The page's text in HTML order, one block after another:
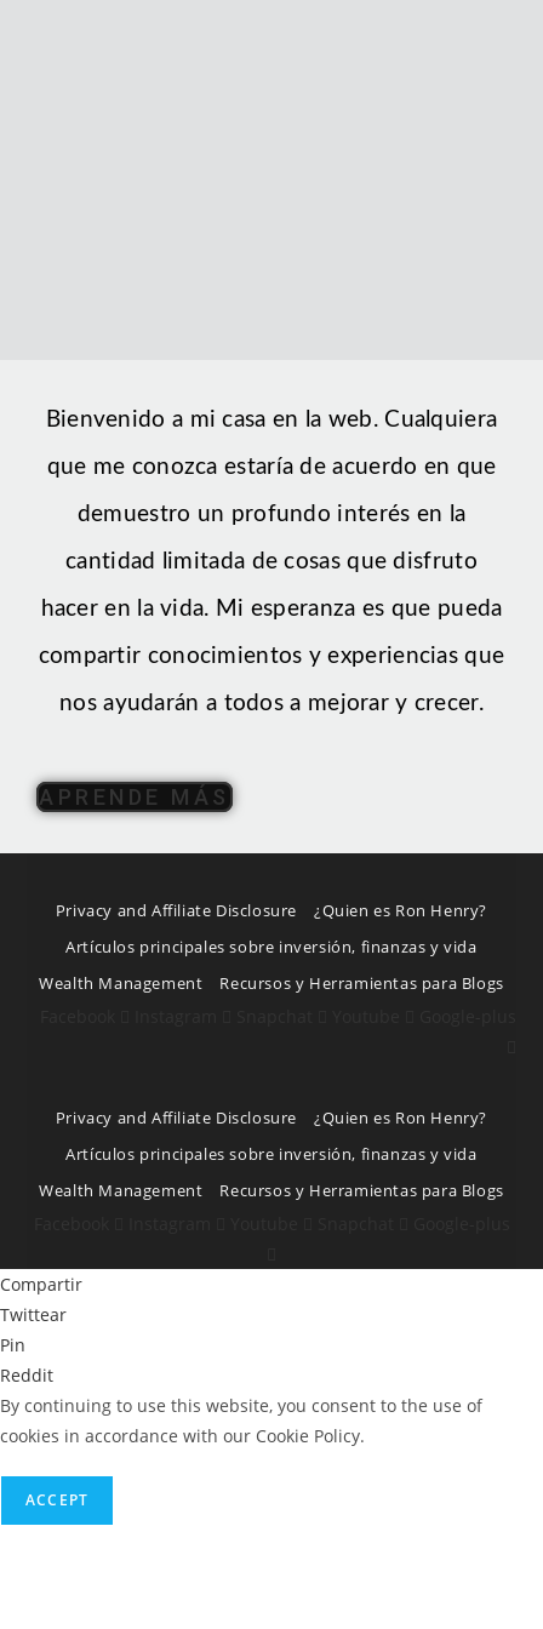
Bienvenido a mi casa en la web. Cualquiera
que me conozca estaría de acuerdo en que
demuestro un profundo interés en la
cantidad limitada de cosas que disfruto
hacer en la vida. Mi esperanza es que pueda
compartir conocimientos y experiencias que
nos ayudarán a todos a mejorar y crecer.
APRENDE MÁS
Privacy and Affiliate Disclosure
¿Quien es Ron Henry?
Artículos principales sobre inversión, finanzas y vida
Wealth Management
Recursos y Herramientas para Blogs
Privacy and Affiliate Disclosure
¿Quien es Ron Henry?
Artículos principales sobre inversión, finanzas y vida
Wealth Management
Recursos y Herramientas para Blogs
Compartir
Twittear
Pin
Reddit
By continuing to use this website, you consent to the use of
cookies in accordance with our Cookie Policy.
ACCEPT